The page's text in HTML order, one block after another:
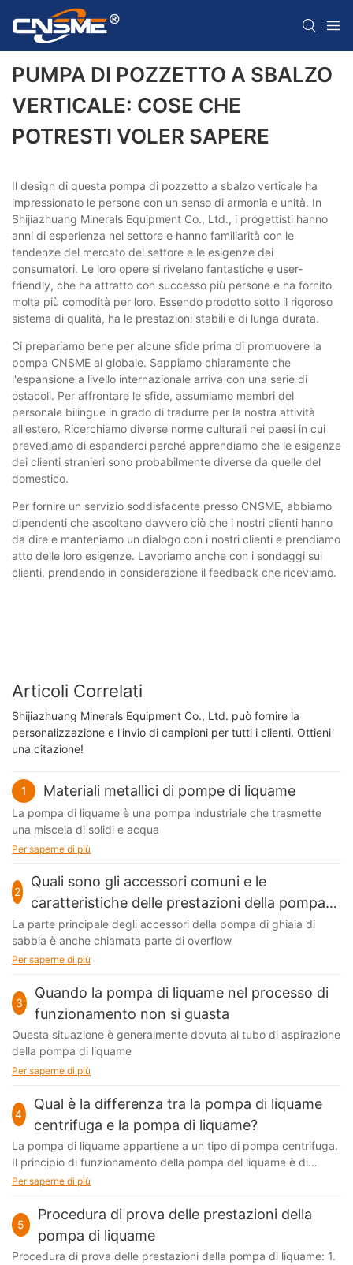
PUMPA DI POZZETTO A SBALZO
VERTICALE: COSE CHE
POTRESTI VOLER SAPERE
Il design di questa pompa di pozzetto a sbalzo verticale ha
impressionato le persone con un senso di armonia e unità. In
Shijiazhuang Minerals Equipment Co., Ltd., i progettisti hanno
anni di esperienza nel settore e hanno familiarità con le
tendenze del mercato del settore e le esigenze dei
consumatori. Le loro opere si rivelano fantastiche e user-
friendly, che ha attratto con successo più persone e ha fornito
molta più comodità per loro. Essendo prodotto sotto il rigoroso
sistema di qualità, ha le prestazioni stabili e di lunga durata.
Ci prepariamo bene per alcune sfide prima di promuovere la
pompa CNSME al globale. Sappiamo chiaramente che
l'espansione a livello internazionale arriva con una serie di
ostacoli. Per affrontare le sfide, assumiamo membri del
personale bilingue in grado di tradurre per la nostra attività
all'estero. Ricerchiamo diverse norme culturali nei paesi in cui
prevediamo di espanderci perché apprendiamo che le esigenze
dei clienti stranieri sono probabilmente diverse da quelle del
domestico.
Per fornire un servizio soddisfacente presso CNSME, abbiamo
dipendenti che ascoltano davvero ciò che i nostri clienti hanno
da dire e manteniamo un dialogo con i nostri clienti e prendiamo
atto delle loro esigenze. Lavoriamo anche con i sondaggi sui
clienti, prendendo in considerazione il feedback che riceviamo.
Articoli Correlati
Shijiazhuang Minerals Equipment Co., Ltd. può fornire la
personalizzazione e l'invio di campioni per tutti i clienti. Ottieni
una citazione!
1 Materiali metallici di pompe di liquame
La pompa di liquame è una pompa industriale che trasmette
una miscela di solidi e acqua
Per saperne di più
2
Quali sono gli accessori comuni e le
caratteristiche delle prestazioni della pompa
di ghiaia di sabbia
La parte principale degli accessori della pompa di ghiaia di
sabbia è anche chiamata parte di overflow
Per saperne di più
3
Quando la pompa di liquame nel processo di
funzionamento non si guasta
Questa situazione è generalmente dovuta al tubo di aspirazione
della pompa di liquame
Per saperne di più
4
Qual è la differenza tra la pompa di liquame
centrifuga e la pompa di liquame?
La pompa di liquame appartiene a un tipo di pompa centrifuga.
Il principio di funzionamento della pompa del liquame è di
utilizzare la forza centrifuga che corre lungo la girante per
Per saperne di più
5
Procedura di prova delle prestazioni della
pompa di liquame
Procedura di prova delle prestazioni della pompa di liquame: 1.